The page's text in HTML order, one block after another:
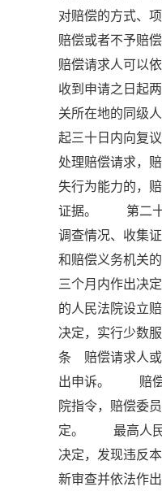
对赔偿的方式、
赔偿或者不予赔
赔偿请求人可以
收到申请之日起
关所在地的同级
起三十日内向复
处理赔偿请求，
失行为能力的，
证据。 第二十
调查情况、收集
和赔偿义务机关
三个月内作出决
的人民法院设立
决定，实行少数
条 赔偿请求人或
出申诉。 赔偿委
院指令，赔偿委
定。 最高人民检
决定，发现违反
新审查并依法作